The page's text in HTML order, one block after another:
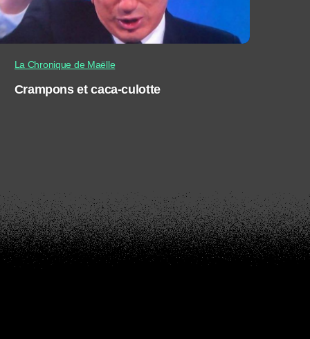
La Chronique de Maëlle
Crampons et caca-culotte